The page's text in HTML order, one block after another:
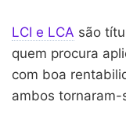
LCI e LCA são
quem procura
com boa
ambos